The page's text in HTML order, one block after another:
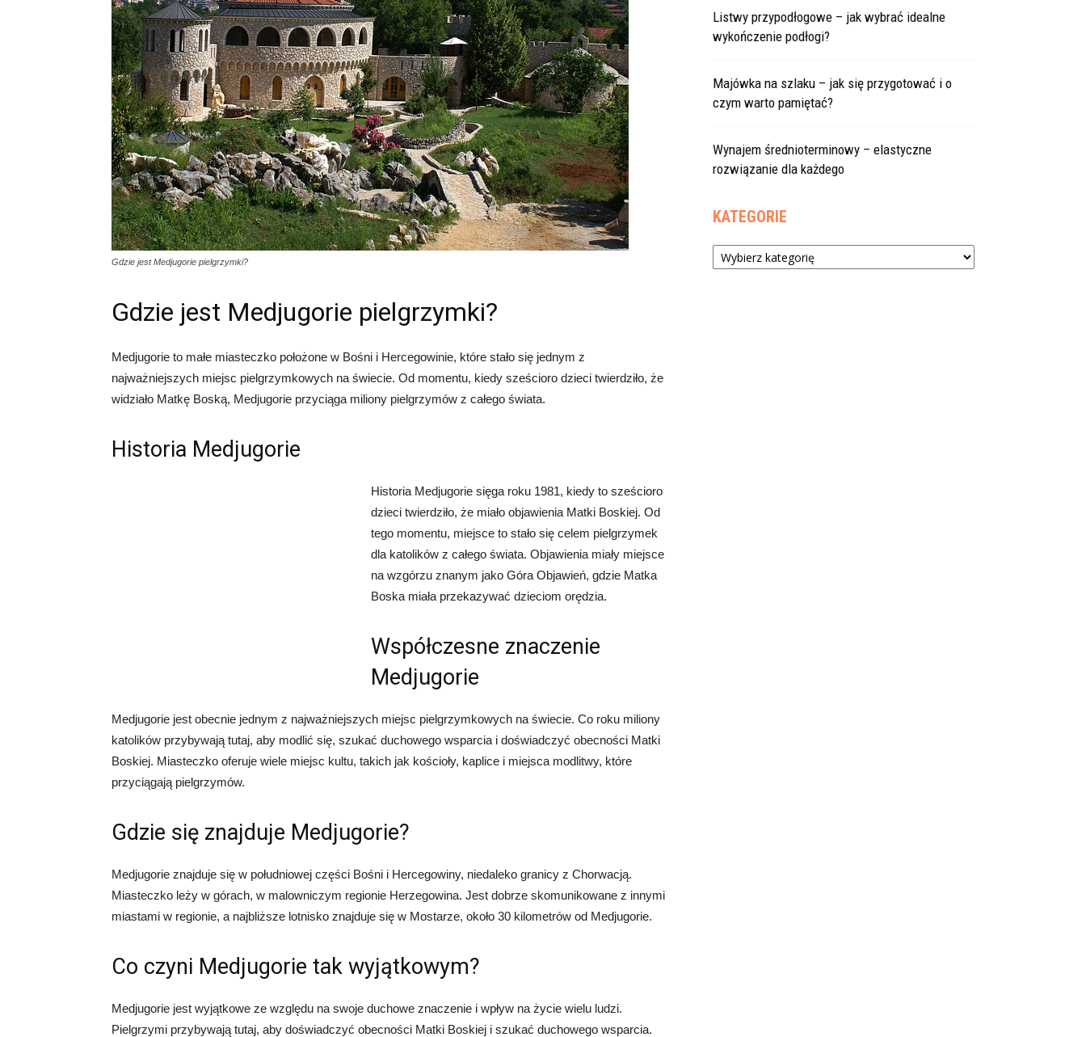
Gdzie jest Medjugorie pielgrzymki?
Gdzie jest Medjugorie pielgrzymki?
Medjugorie to małe miasteczko położone w Bośni i Hercegowinie, które stało się jednym z
najważniejszych miejsc pielgrzymkowych na świecie. Od momentu, kiedy sześcioro dzieci twierdziło, że
widziało Matkę Boską, Medjugorie przyciąga miliony pielgrzymów z całego świata.
Historia Medjugorie
Historia Medjugorie sięga roku 1981, kiedy to sześcioro
dzieci twierdziło, że miało objawienia Matki Boskiej. Od
tego momentu, miejsce to stało się celem pielgrzymek
dla katolików z całego świata. Objawienia miały miejsce
na wzgórzu znanym jako Góra Objawień, gdzie Matka
Boska miała przekazywać dzieciom orędzia.
Współczesne znaczenie
Medjugorie
Medjugorie jest obecnie jednym z najważniejszych miejsc pielgrzymkowych na świecie. Co roku miliony
katolików przybywają tutaj, aby modlić się, szukać duchowego wsparcia i doświadczyć obecności Matki
Boskiej. Miasteczko oferuje wiele miejsc kultu, takich jak kościoły, kaplice i miejsca modlitwy, które
przyciągają pielgrzymów.
Gdzie się znajduje Medjugorie?
Medjugorie znajduje się w południowej części Bośni i Hercegowiny, niedaleko granicy z Chorwacją.
Miasteczko leży w górach, w malowniczym regionie Herzegowina. Jest dobrze skomunikowane z innymi
miastami w regionie, a najbliższe lotnisko znajduje się w Mostarze, około 30 kilometrów od Medjugorie.
Co czyni Medjugorie tak wyjątkowym?
Medjugorie jest wyjątkowe ze względu na swoje duchowe znaczenie i wpływ na życie wielu ludzi.
Pielgrzymi przybywają tutaj, aby doświadczyć obecności Matki Boskiej i szukać duchowego wsparcia.
Listwy przypodłogowe – jak wybrać idealne
wykończenie podłogi?
Majówka na szlaku – jak się przygotować i o
czym warto pamiętać?
Wynajem średnioterminowy – elastyczne
rozwiązanie dla każdego
KATEGORIE
Kategorie